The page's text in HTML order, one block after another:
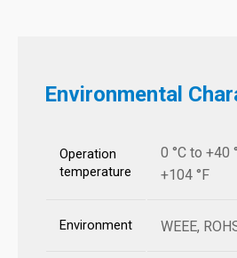
Environmental
Operation
temperature
0 °C to +40
+104 °F
Environment WEEE,